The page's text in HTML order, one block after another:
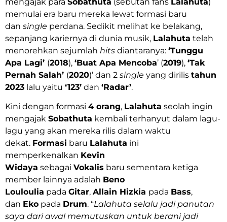
memulai era baru mereka lewat formasi baru
dan single perdana. Sedikit melihat ke belakang,
sepanjang kariernya di dunia musik, Lalahuta telah
menorehkan sejumlah hits diantaranya: ‘Tunggu
Apa Lagi’ (2018), ‘Buat Apa Mencoba’ (2019), ‘Tak
Pernah Salah’ (2020)’ dan 2 single yang dirilis tahun
2023 lalu yaitu ‘123’ dan ‘Radar’.
Kini dengan formasi 4 orang, Lalahuta seolah ingin
mengajak Sobathuta kembali terhanyut dalam lagu-
lagu yang akan mereka rilis dalam waktu
dekat. Formasi baru Lalahuta ini
memperkenalkan Kevin
Widaya sebagai Vokalis baru sementara ketiga
member lainnya adalah Beno
Louloulia pada Gitar, Allain Hizkia pada Bass,
dan Eko pada Drum. “Lalahuta selalu jadi panutan
saya dari awal memutuskan untuk berani jadi